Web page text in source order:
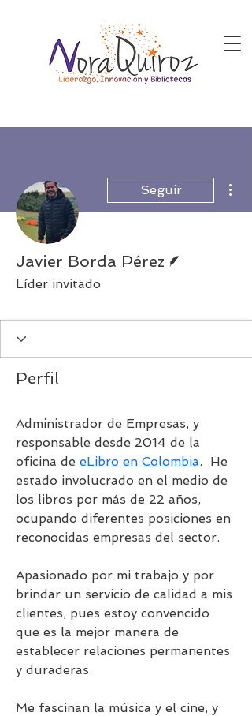
Seguir
Javier Borda Pérez
Líder invitado
Perfil
Administrador de Empresas, y
responsable desde 2014 de la
oficina de eLibro en Colombia.  He
estado involucrado en el medio de
los libros por más de 22 años,
ocupando diferentes posiciones en
reconocidas empresas del sector.
Apasionado por mi trabajo y por
brindar un servicio de calidad a mis
clientes, pues estoy convencido
que es la mejor manera de
establecer relaciones permanentes
y duraderas.
Me fascinan la música y el cine, y